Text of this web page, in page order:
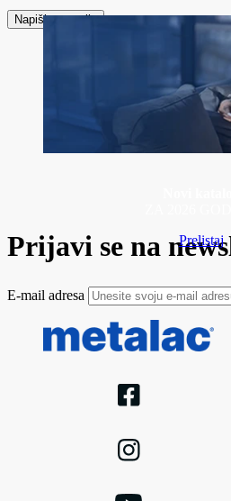
Napiši recenziju
Prelistaj
Prijavi se na
E-mail adresa